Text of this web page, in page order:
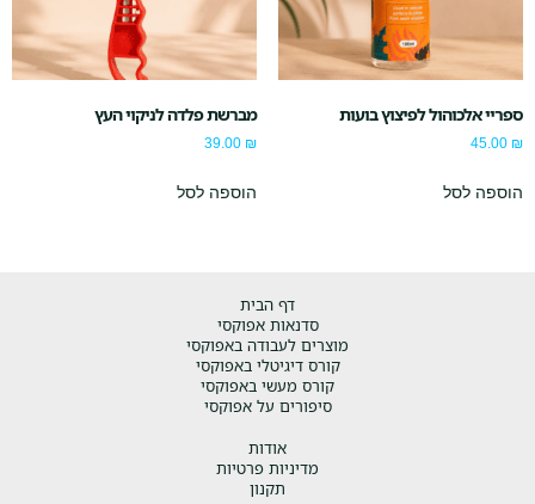
ספריי אלכוהול לפיצוץ בועות
45.00 ₪
הוספה לסל
מברשת פלדה לניקוי העץ
39.00 ₪
הוספה לסל
דף הבית
סדנאות אפוקסי
מוצרים לעבודה באפוקסי
קורס דיגיטלי באפוקסי
קורס מעשי באפוקסי
סיפורים על אפוקסי
אודות
מדיניות פרטיות
תקנון